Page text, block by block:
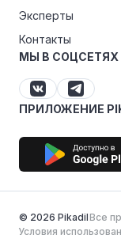
Эксперты
Контакты
МЫ В СОЦСЕТЯХ
ПРИЛОЖЕНИЕ
© 2026 PikadilВсе
Условия